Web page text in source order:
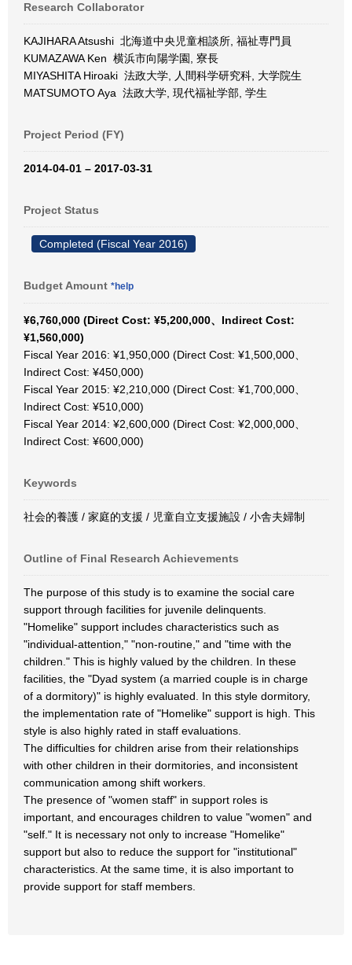
Research Collaborator
KAJIHARA Atsushi 北海道中央児童相談所, 福祉専門員
KUMAZAWA Ken 横浜市向陽学園, 寮長
MIYASHITA Hiroaki 法政大学, 人間科学研究科, 大学院生
MATSUMOTO Aya 法政大学, 現代福祉学部, 学生
Project Period (FY)
2014-04-01 – 2017-03-31
Project Status
Completed (Fiscal Year 2016)
Budget Amount *help
¥6,760,000 (Direct Cost: ¥5,200,000、Indirect Cost:
¥1,560,000)
Fiscal Year 2016: ¥1,950,000 (Direct Cost: ¥1,500,000、
Indirect Cost: ¥450,000)
Fiscal Year 2015: ¥2,210,000 (Direct Cost: ¥1,700,000、
Indirect Cost: ¥510,000)
Fiscal Year 2014: ¥2,600,000 (Direct Cost: ¥2,000,000、
Indirect Cost: ¥600,000)
Keywords
社会的養護 / 家庭的支援 / 児童自立支援施設 / 小舎夫婦制
Outline of Final Research Achievements
The purpose of this study is to examine the social care
support through facilities for juvenile delinquents.
"Homelike" support includes characteristics such as
"individual-attention," "non-routine," and "time with the
children." This is highly valued by the children. In these
facilities, the "Dyad system (a married couple is in charge
of a dormitory)" is highly evaluated. In this style dormitory,
the implementation rate of "Homelike" support is high. This
style is also highly rated in staff evaluations.
The difficulties for children arise from their relationships
with other children in their dormitories, and inconsistent
communication among shift workers.
The presence of "women staff" in support roles is
important, and encourages children to value "women" and
"self." It is necessary not only to increase "Homelike"
support but also to reduce the support for "institutional"
characteristics. At the same time, it is also important to
provide support for staff members.